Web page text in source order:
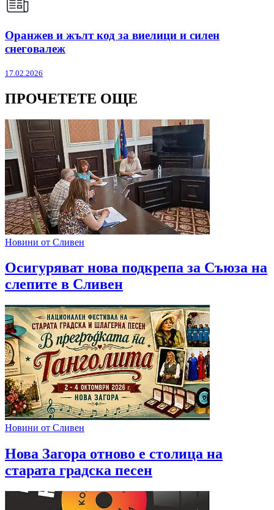
Оранжев и жълт код за виелици и силен
снеговалеж
17.02.2026
ПРОЧЕТЕТЕ ОЩЕ
Новини от Сливен
Oсигуряват нова подкрепа за Съюза на
слепите в Сливен
Новини от Сливен
Нова Загора отново e столица на
старата градска песен